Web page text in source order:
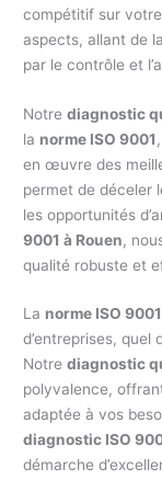
compétitif sur
aspects, allant de
par le contrôle et
Notrediagnostic
la norme ISO 9001
en œuvre des
permet de déceler
les opportunités
9001 à Rouen,
qualité robuste et
La norme ISO 9001
d’entreprises, quel
Notrediagnostic
polyvalence,
adaptée à vos
diagnostic ISO
démarche